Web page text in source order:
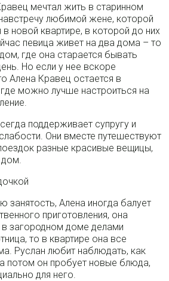
мечтал жить в старинном
любимой жене, которой
новой квартире, в которой до них
певица живет на два дома – то
где она старается бывать
Но если у нее вскоре
Алена Кравец остается в
можно лучше настроиться на
поддерживает супругу и
Они вместе путешествуют
разные красивые вещицы,
занятость, Алена иногда балует
приготовления, она
в загородном доме делами
то в квартире она все
Руслан любит наблюдать, как
потом он пробует новые блюда,
для него.